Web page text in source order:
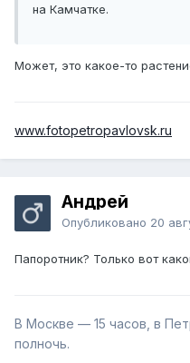
на Камчатке.
Может, это какое-то
www.fotopetropavlovsk.ru
Андрей
Опубликовано 20
Папоротник? Только вот
В Москве — 15 часов, в
полночь.